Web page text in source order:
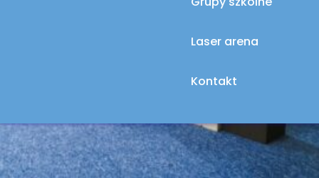
Laser arena
Kontakt